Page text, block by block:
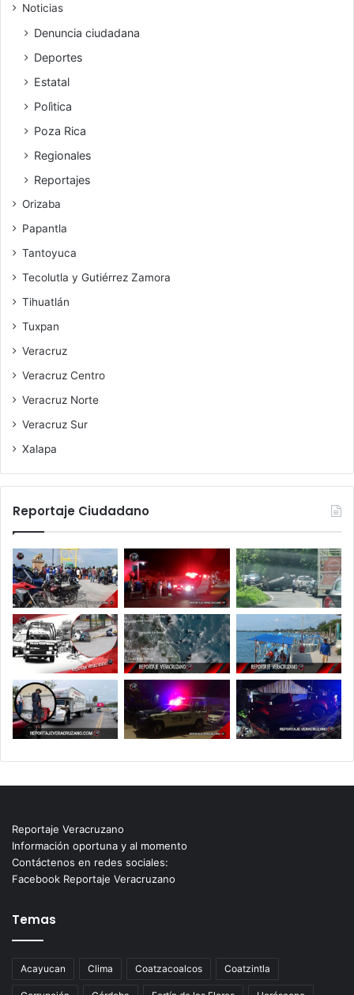
Noticias
Denuncia ciudadana
Deportes
Estatal
Polìtica
Poza Rica
Regionales
Reportajes
Orizaba
Papantla
Tantoyuca
Tecolutla y Gutiérrez Zamora
Tihuatlán
Tuxpan
Veracruz
Veracruz Centro
Veracruz Norte
Veracruz Sur
Xalapa
Reportaje Ciudadano
Reportaje Veracruzano
Información oportuna y al momento
Contáctenos en redes sociales:
Facebook Reportaje Veracruzano
Temas
Acayucan Clima Coatzacoalcos Coatzintla